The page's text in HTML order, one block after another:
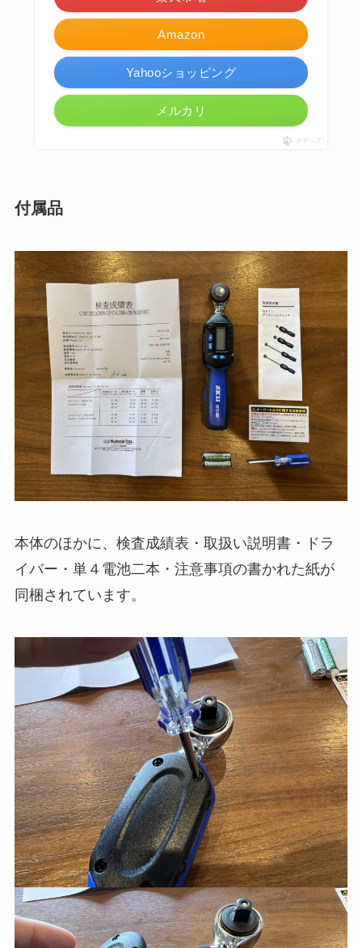
Amazon
Yahooショッピング
メルカリ
ポチップ
付属品
本体のほかに、検査成績表・取扱い説明書・ドラ
イバー・単４電池二本・注意事項の書かれた紙が
同梱されています。